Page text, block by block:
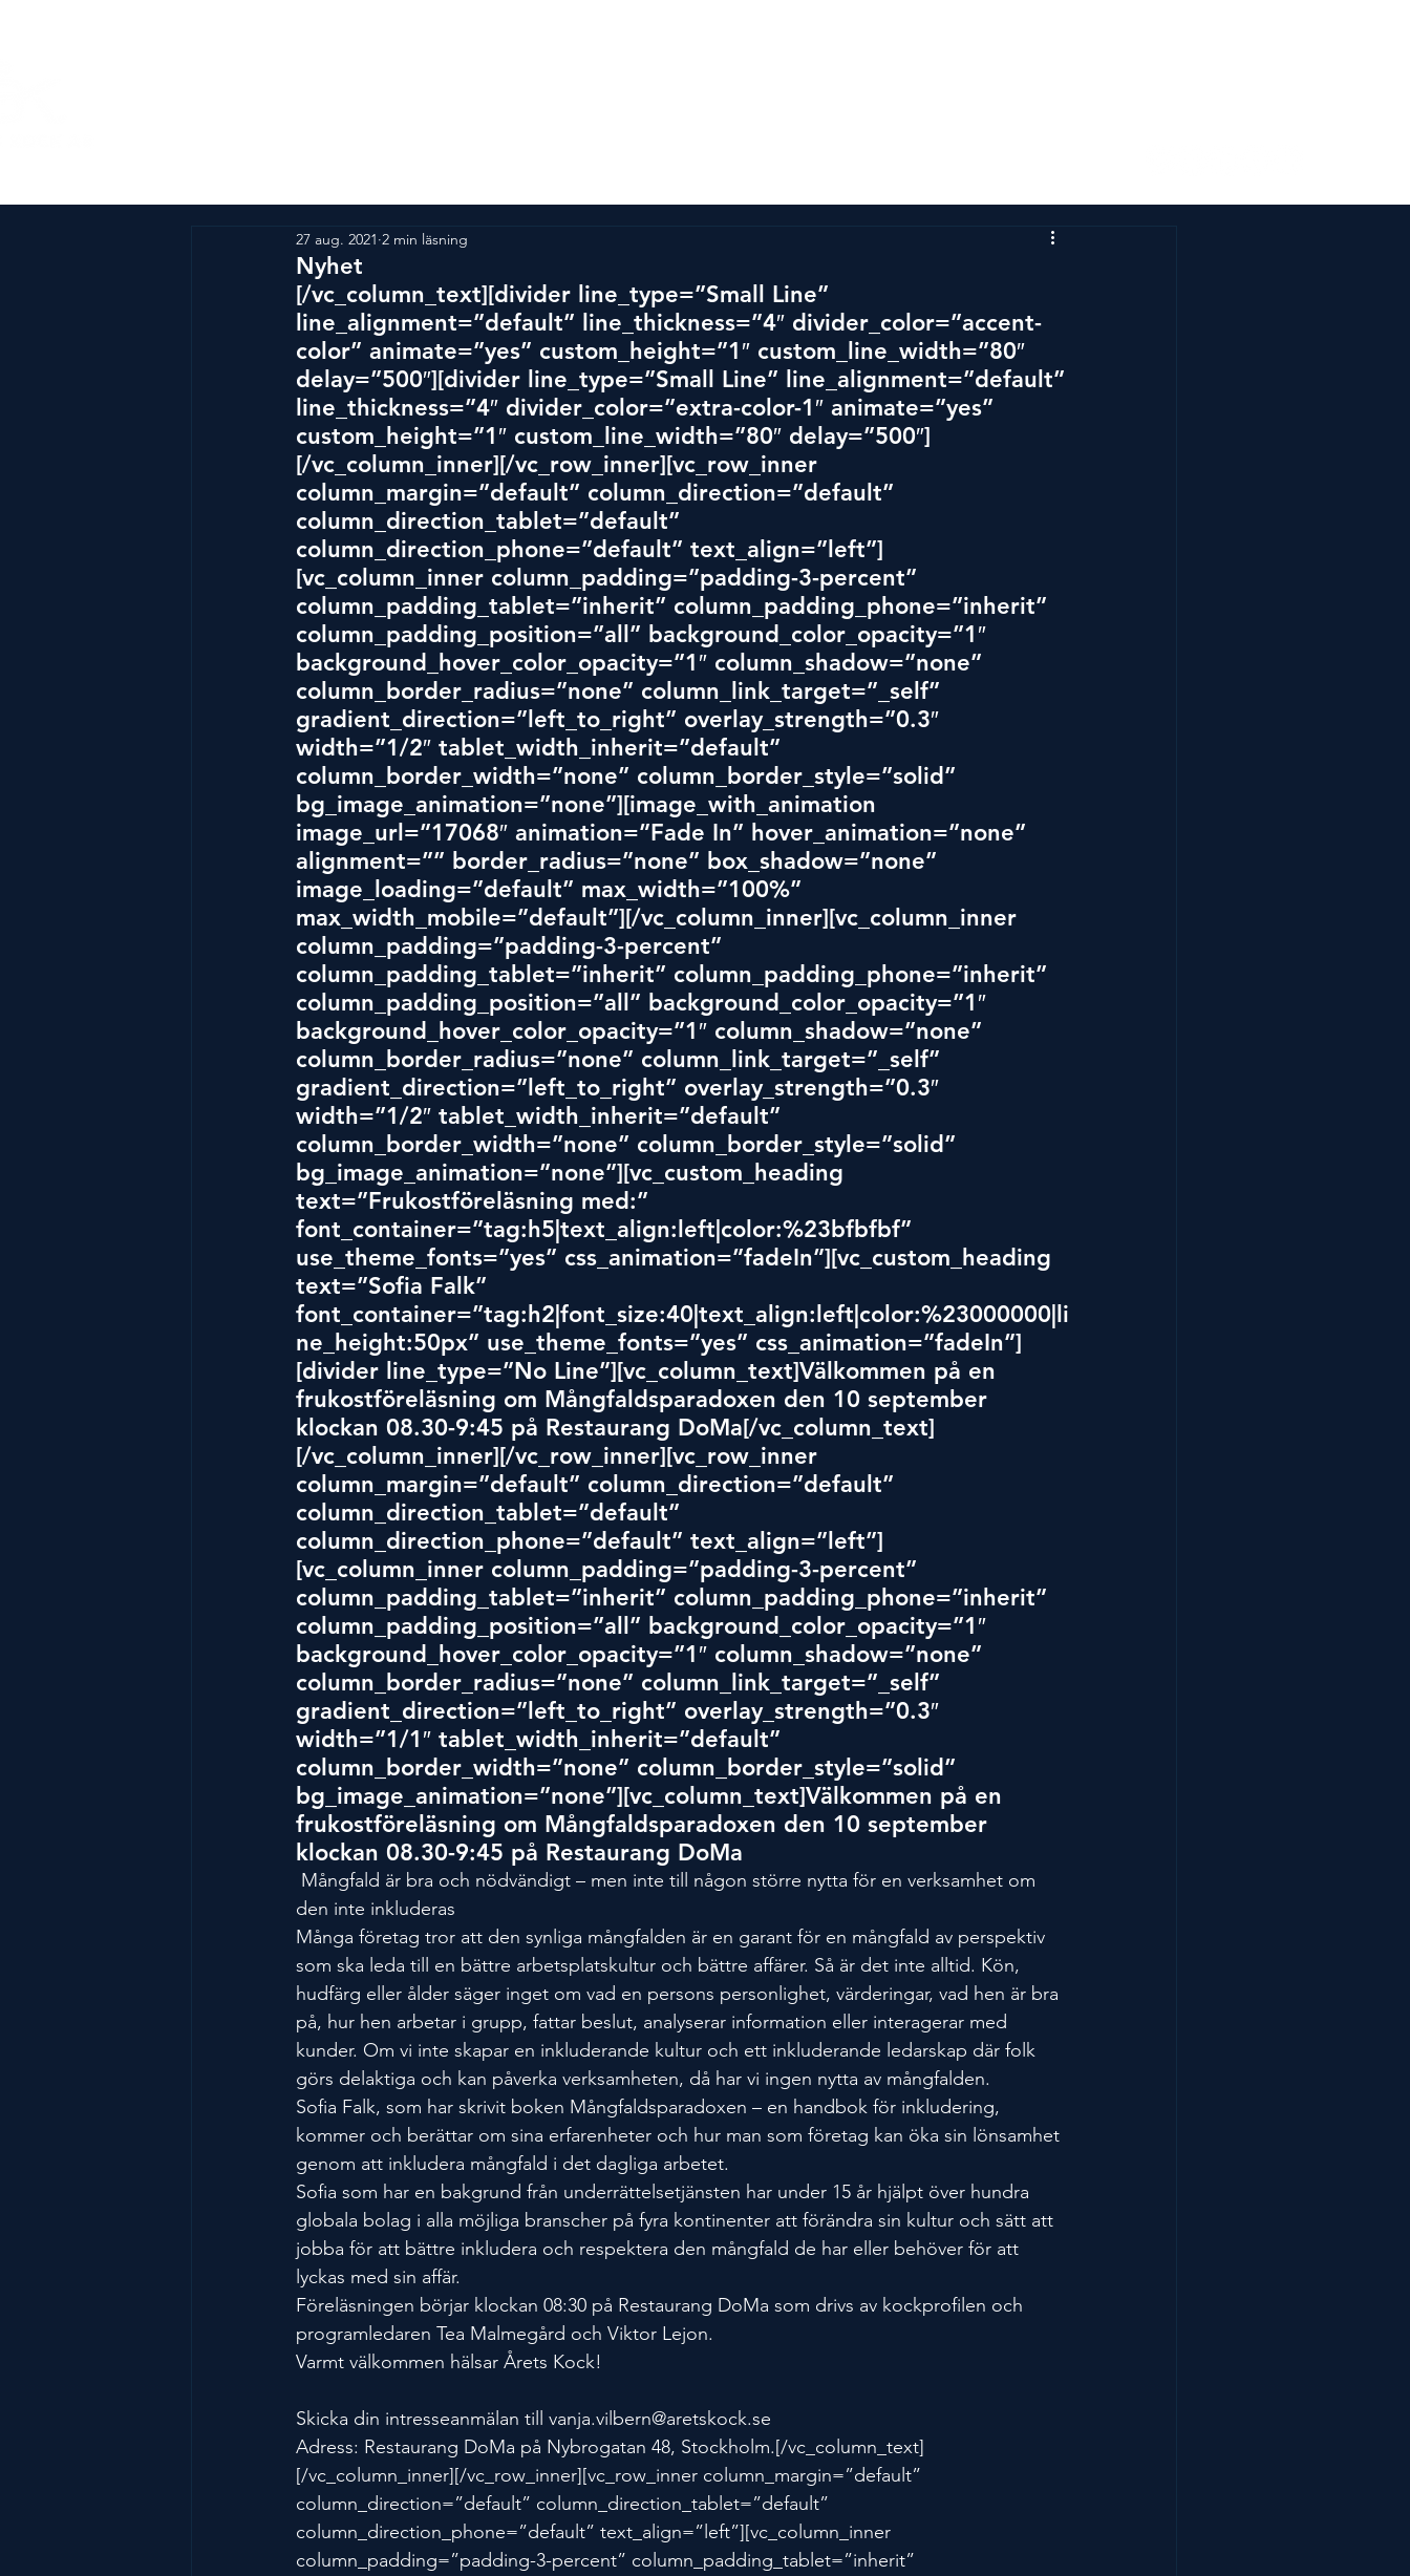
27 aug. 2021 2 min läsning
Nyhet
[/vc_column_text][divider line_type=”Small Line”
line_alignment=”default” line_thickness=”4″ divider_color=”accent-
color” animate=”yes” custom_height=”1″ custom_line_width=”80″
delay=”500″][divider line_type=”Small Line” line_alignment=”default”
line_thickness=”4″ divider_color=”extra-color-1″ animate=”yes”
custom_height=”1″ custom_line_width=”80″ delay=”500″]
[/vc_column_inner][/vc_row_inner][vc_row_inner
column_margin=”default” column_direction=”default”
column_direction_tablet=”default”
column_direction_phone=”default” text_align=”left”]
[vc_column_inner column_padding=”padding-3-percent”
column_padding_tablet=”inherit” column_padding_phone=”inherit”
column_padding_position=”all” background_color_opacity=”1″
background_hover_color_opacity=”1″ column_shadow=”none”
column_border_radius=”none” column_link_target=”_self”
gradient_direction=”left_to_right” overlay_strength=”0.3″
width=”1/2″ tablet_width_inherit=”default”
column_border_width=”none” column_border_style=”solid”
bg_image_animation=”none”][image_with_animation
image_url=”17068″ animation=”Fade In” hover_animation=”none”
alignment=”” border_radius=”none” box_shadow=”none”
image_loading=”default” max_width=”100%”
max_width_mobile=”default”][/vc_column_inner][vc_column_inner
column_padding=”padding-3-percent”
column_padding_tablet=”inherit” column_padding_phone=”inherit”
column_padding_position=”all” background_color_opacity=”1″
background_hover_color_opacity=”1″ column_shadow=”none”
column_border_radius=”none” column_link_target=”_self”
gradient_direction=”left_to_right” overlay_strength=”0.3″
width=”1/2″ tablet_width_inherit=”default”
column_border_width=”none” column_border_style=”solid”
bg_image_animation=”none”][vc_custom_heading
text=”Frukostföreläsning med:”
font_container=”tag:h5|text_align:left|color:%23bfbfbf”
use_theme_fonts=”yes” css_animation=”fadeIn”][vc_custom_heading
text=”Sofia Falk”
font_container=”tag:h2|font_size:40|text_align:left|color:%23000000|li
ne_height:50px” use_theme_fonts=”yes” css_animation=”fadeIn”]
[divider line_type=”No Line”][vc_column_text]Välkommen på en
frukostföreläsning om Mångfaldsparadoxen den 10 september
klockan 08.30-9:45 på Restaurang DoMa[/vc_column_text]
[/vc_column_inner][/vc_row_inner][vc_row_inner
column_margin=”default” column_direction=”default”
column_direction_tablet=”default”
column_direction_phone=”default” text_align=”left”]
[vc_column_inner column_padding=”padding-3-percent”
column_padding_tablet=”inherit” column_padding_phone=”inherit”
column_padding_position=”all” background_color_opacity=”1″
background_hover_color_opacity=”1″ column_shadow=”none”
column_border_radius=”none” column_link_target=”_self”
gradient_direction=”left_to_right” overlay_strength=”0.3″
width=”1/1″ tablet_width_inherit=”default”
column_border_width=”none” column_border_style=”solid”
bg_image_animation=”none”][vc_column_text]Välkommen på en
frukostföreläsning om Mångfaldsparadoxen den 10 september
klockan 08.30-9:45 på Restaurang DoMa
den inte inkluderas
Många företag tror att den synliga mångfalden är en garant för en mångfald av perspektiv
som ska leda till en bättre arbetsplatskultur och bättre affärer. Så är det inte alltid. Kön,
hudfärg eller ålder säger inget om vad en persons personlighet, värderingar, vad hen är bra
på, hur hen arbetar i grupp, fattar beslut, analyserar information eller interagerar med
kunder. Om vi inte skapar en inkluderande kultur och ett inkluderande ledarskap där folk
görs delaktiga och kan påverka verksamheten, då har vi ingen nytta av mångfalden.
Sofia Falk, som har skrivit boken Mångfaldsparadoxen – en handbok för inkludering,
kommer och berättar om sina erfarenheter och hur man som företag kan öka sin lönsamhet
genom att inkludera mångfald i det dagliga arbetet.
Sofia som har en bakgrund från underrättelsetjänsten har under 15 år hjälpt över hundra
globala bolag i alla möjliga branscher på fyra kontinenter att förändra sin kultur och sätt att
jobba för att bättre inkludera och respektera den mångfald de har eller behöver för att
lyckas med sin affär.
Föreläsningen börjar klockan 08:30 på Restaurang DoMa som drivs av kockprofilen och
programledaren Tea Malmegård och Viktor Lejon.
Varmt välkommen hälsar Årets Kock!
Skicka din intresseanmälan till vanja.vilbern@aretskock.se
Adress: Restaurang DoMa på Nybrogatan 48, Stockholm.[/vc_column_text]
[/vc_column_inner][/vc_row_inner][vc_row_inner column_margin=”default”
column_direction=”default” column_direction_tablet=”default”
column_direction_phone=”default” text_align=”left”][vc_column_inner
column_padding=”padding-3-percent” column_padding_tablet=”inherit”